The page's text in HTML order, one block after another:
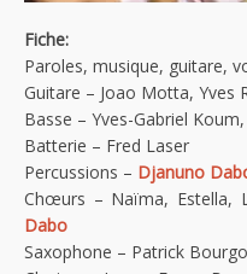
Fiche:
Paroles, musique, guitare,
Guitare – Joao Motta, Yves
Basse – Yves-Gabriel
Batterie – Fred Laser
Percussions – Djanuno
Chœurs – Naïma, Estella,
Dabo
Saxophone – Patrick